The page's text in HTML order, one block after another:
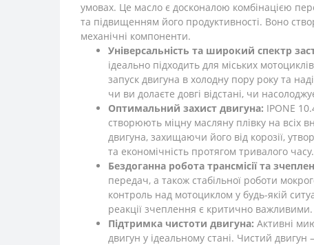
умовах. Це масло є досконалою комбінацією
та підвищенням його продуктивності. Воно
механічні компоненти.
Універсальність та широкий спектр
ідеально підходить для міських
запуск двигуна в холодну пору року та
чи ви долаєте довгі відстані, чи
Оптимальний захист двигуна: IPONE
створюють міцну масляну плівку на всіх
двигуна, захищаючи його від корозії,
та економічність протягом тривалого часу.
Бездоганна робота трансмісії та
передач, а також стабільної роботи
контроль над мотоциклом у будь-якій
реакції зчеплення є критично важливими.
Підтримка чистоти двигуна: Активні
двигун у ідеальному стані. Чистий